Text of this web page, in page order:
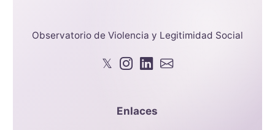
Observatorio de Violencia y Legitimidad Social
𝕏
Enlaces